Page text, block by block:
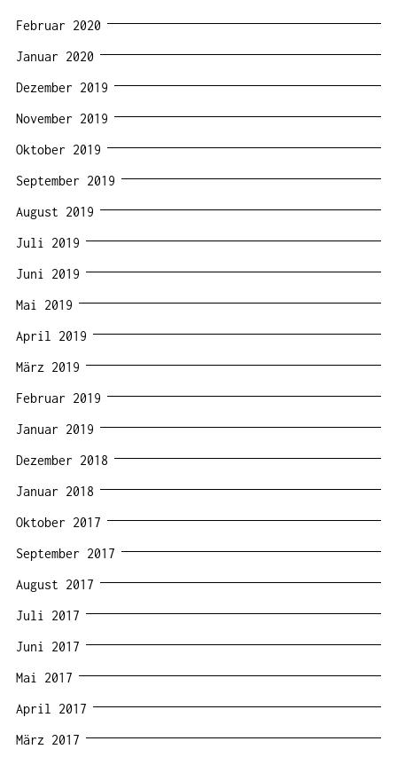
Februar 2020
Januar 2020
Dezember 2019
November 2019
Oktober 2019
September 2019
August 2019
Juli 2019
Juni 2019
Mai 2019
April 2019
März 2019
Februar 2019
Januar 2019
Dezember 2018
Januar 2018
Oktober 2017
September 2017
August 2017
Juli 2017
Juni 2017
Mai 2017
April 2017
März 2017